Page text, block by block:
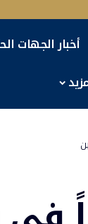
أخبار الجهات